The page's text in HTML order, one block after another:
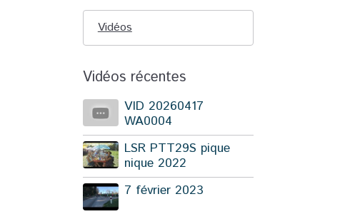
Vidéos
Vidéos récentes
VID 20260417
WA0004
LSR PTT29S pique
nique 2022
7 février 2023